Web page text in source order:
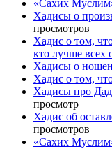
«Сахих
Хадисы о
просмотров
Хадис о том,
кто лучше всех
Хадисы о
Хадис о том,
Хадисы про
просмотр
Хадис об
просмотров
«Сахих